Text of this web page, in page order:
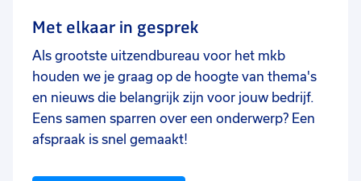
Met elkaar in gesprek
Als grootste uitzendbureau voor het mkb
houden we je graag op de hoogte van thema's
en nieuws die belangrijk zijn voor jouw bedrijf.
Eens samen sparren over een onderwerp? Een
afspraak is snel gemaakt!